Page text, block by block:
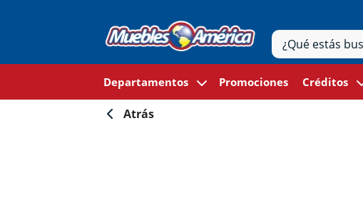
Departamentos Promociones Créditos
Atrás